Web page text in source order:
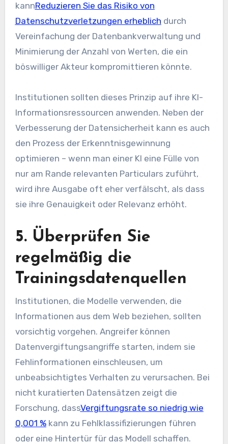
kannReduzieren Sie das Risiko von
Datenschutzverletzungen erheblich durch
Vereinfachung der Datenbankverwaltung und
Minimierung der Anzahl von Werten, die ein
böswilliger Akteur kompromittieren könnte.
Institutionen sollten dieses Prinzip auf ihre KI-
Informationsressourcen anwenden. Neben der
Verbesserung der Datensicherheit kann es auch
den Prozess der Erkenntnisgewinnung
optimieren – wenn man einer KI eine Fülle von
nur am Rande relevanten Particulars zuführt,
wird ihre Ausgabe oft eher verfälscht, als dass
sie ihre Genauigkeit oder Relevanz erhöht.
5. Überprüfen Sie
regelmäßig die
Trainingsdatenquellen
Institutionen, die Modelle verwenden, die
Informationen aus dem Web beziehen, sollten
vorsichtig vorgehen. Angreifer können
Datenvergiftungsangriffe starten, indem sie
Fehlinformationen einschleusen, um
unbeabsichtigtes Verhalten zu verursachen. Bei
nicht kuratierten Datensätzen zeigt die
Forschung, dassVergiftungsrate so niedrig wie
0,001 %kann zu Fehlklassifizierungen führen
oder eine Hintertür für das Modell schaffen.